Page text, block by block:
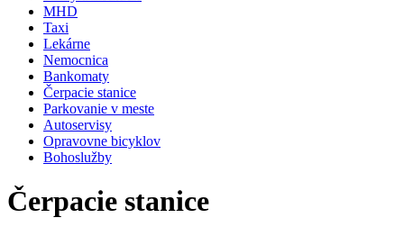
MHD
Taxi
Lekárne
Nemocnica
Bankomaty
Čerpacie stanice
Parkovanie v meste
Autoservisy
Opravovne bicyklov
Bohoslužby
Čerpacie stanice